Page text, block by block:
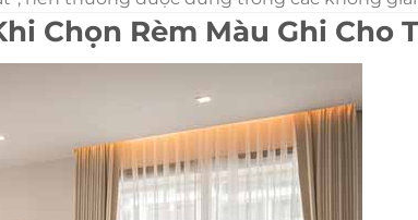
Chọn Rèm Màu Ghi Cho